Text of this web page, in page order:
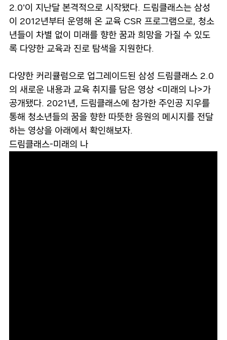
2.0’이 지난달 본격적으로 시작됐다. 드림클래스는 삼성
이 2012년부터 운영해 온 교육 CSR 프로그램으로, 청소
년들이 차별 없이 미래를 향한 꿈과 희망을 가질 수 있도
록 다양한 교육과 진로 탐색을 지원한다.
다양한 커리큘럼으로 업그레이드된 삼성 드림클래스 2.0
의 새로운 내용과 교육 취지를 담은 영상 <미래의 나>가
공개됐다. 2021년, 드림클래스에 참가한 주인공 지우를
통해 청소년들의 꿈을 향한 따뜻한 응원의 메시지를 전달
하는 영상을 아래에서 확인해보자.
드림클래스-미래의 나